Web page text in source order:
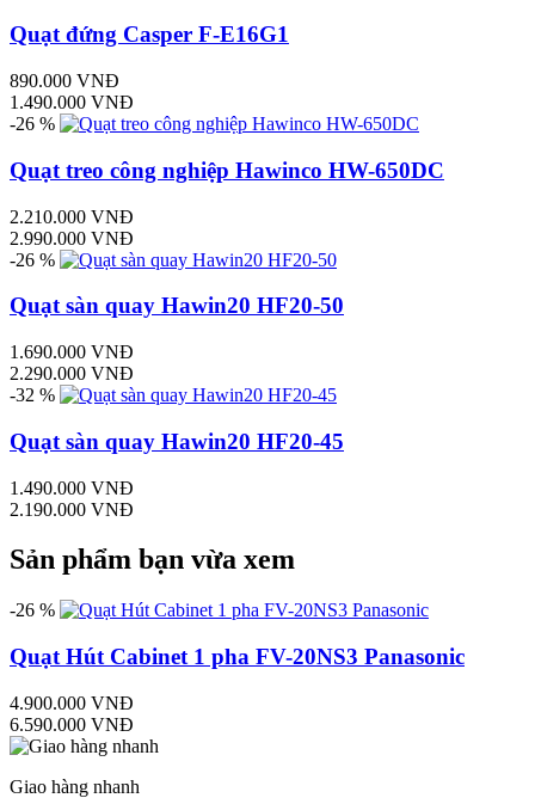
Quạt đứng Casper F-E16G1
890.000 VNĐ
1.490.000 VNĐ
-26 %
Quạt treo công nghiệp Hawinco HW-650DC
2.210.000 VNĐ
2.990.000 VNĐ
-26 %
Quạt sàn quay Hawin20 HF20-50
1.690.000 VNĐ
2.290.000 VNĐ
-32 %
Quạt sàn quay Hawin20 HF20-45
1.490.000 VNĐ
2.190.000 VNĐ
Sản phẩm bạn vừa xem
-26 %
Quạt Hút Cabinet 1 pha FV-20NS3 Panasonic
4.900.000 VNĐ
6.590.000 VNĐ
Giao hàng nhanh